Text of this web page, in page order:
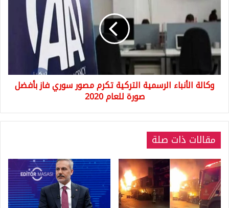
الرسمية
التركية
تكرم
مصور
سوري
فاز
بأفضل
صورة
للعام
وكالة الأنباء الرسمية التركية تكرم مصور سوري فاز بأفضل
صورة للعام 2020
مقالات ذات صلة